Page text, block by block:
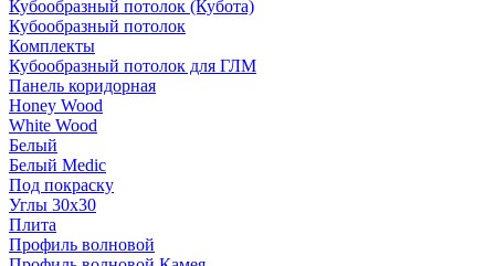
Кубообразный потолок (Кубота)
Кубообразный потолок
Комплекты
Кубообразный потолок для ГЛМ
Панель коридорная
Honey Wood
White Wood
Белый
Белый Medic
Под покраску
Углы 30х30
Плита
Профиль волновой